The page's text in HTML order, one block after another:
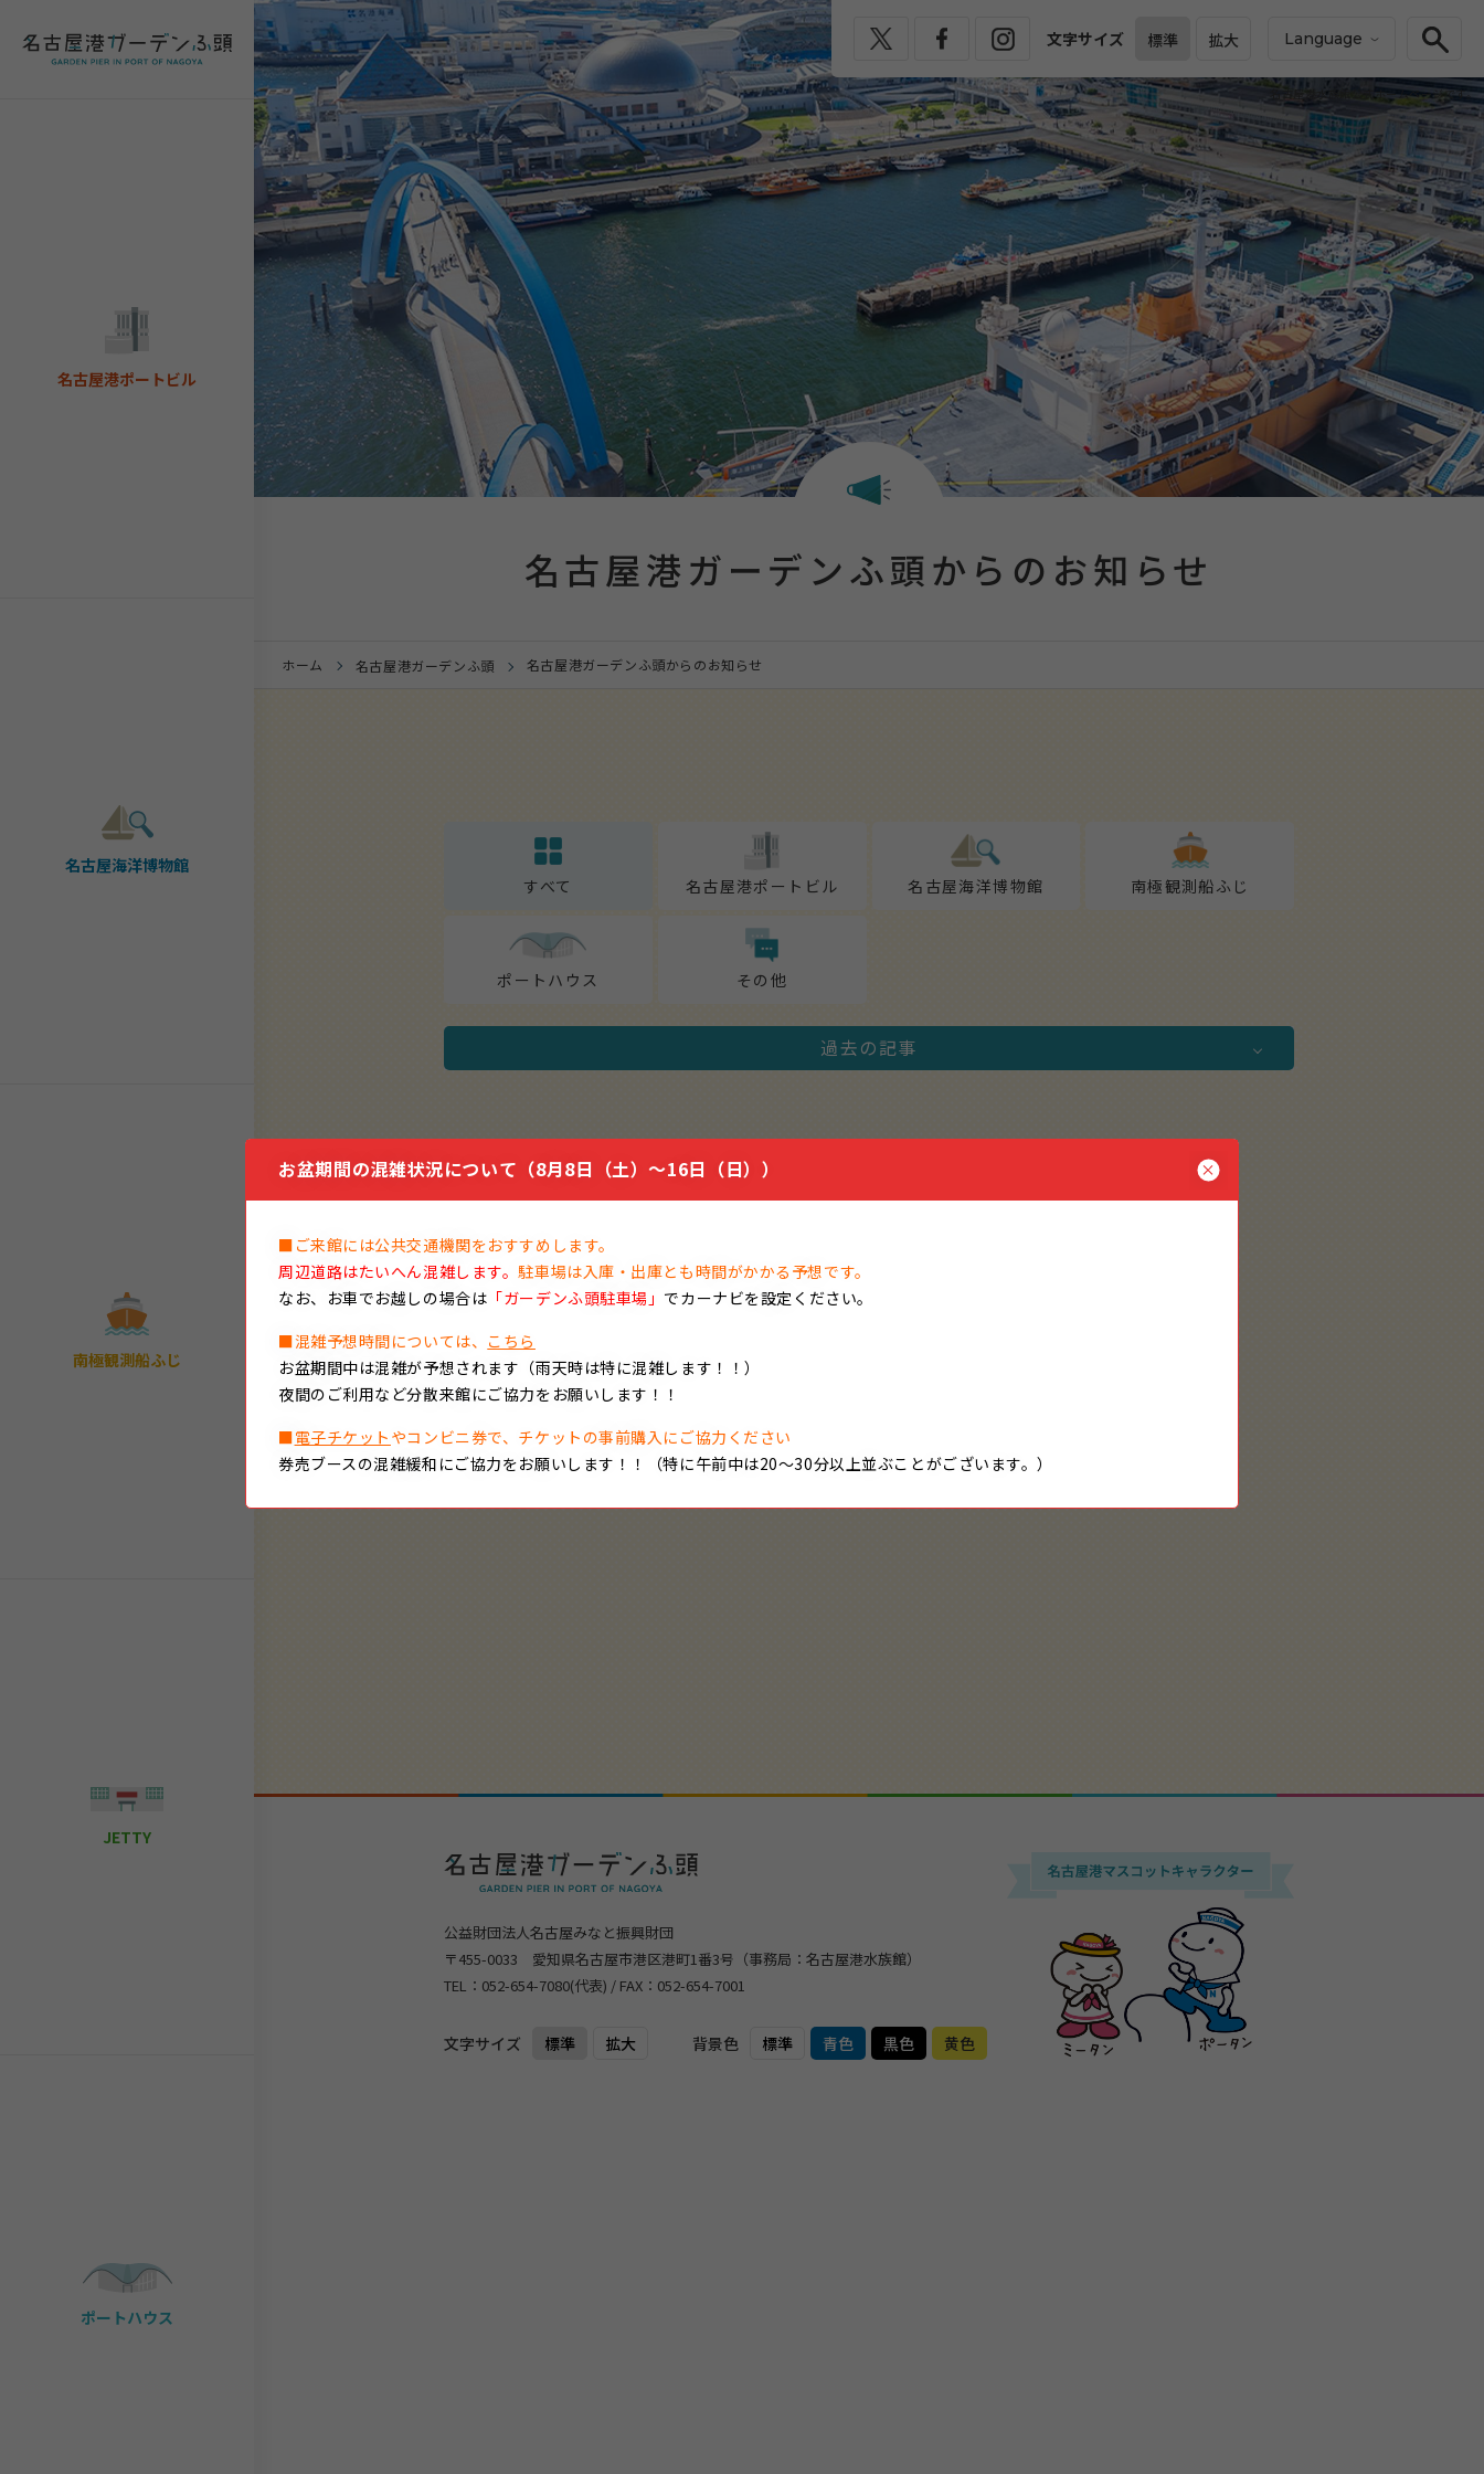
名古屋港ポートビル
名古屋海洋博物館
南極観測船ふじ
JETTY
ポートハウス
文字サイズ 標準 拡大 Language
名古屋港水族館公式ホームページです。
名古屋港ガーデンふ頭からのお知らせ
ホーム 名古屋港ガーデンふ頭 名古屋港ガーデンふ頭からのお知らせ
すべて 名古屋港ポートビル 名古屋海洋博物館 南極観測船ふじ
ポートハウス その他
過去の記事
2024.07.13
名古屋港ポートビル1階「休憩
名古屋港ポートビル
公益財団法人名古屋みなと振興財団
〒455-0033 愛知県名古屋市港区港町1番3号 （事務局：名古屋港水族館）
TEL： 052-654-7080(代表) / FAX：052-654-7001
文字サイズ 標準 拡大 背景色 標準 青色 黒色 黄色
お盆期間の混雑状況について（8月8日（土）～16日（日））
■ご来館には公共交通機関をおすすめします。
周辺道路はたいへん混雑します。駐車場は入庫・出庫とも時間がかかる予想です。
なお、 お車でお越しの場合は 「ガーデンふ頭駐車場」 でカーナビを設定ください。
■混雑予想時間については、 こちら
お盆期間中は混雑が予想されます（雨天時は特に混雑します！！）
夜間のご利用など分散来館にご協力をお願いします！！
■電子チケット やコンビニ券で、チケットの事前購入にご協力ください
券売ブースの混雑緩和にご協力をお願いします！！（特に午前中は20～30分以上並ぶことがございます。）